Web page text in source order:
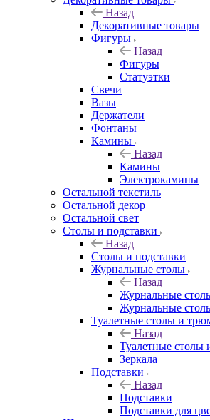
Назад
Декоративные товары
Фигуры
Назад
Фигуры
Статуэтки
Свечи
Вазы
Держатели
Фонтаны
Камины
Назад
Камины
Электрокамины
Остальной текстиль
Остальной декор
Остальной свет
Столы и подставки
Назад
Столы и подставки
Журнальные столы
Назад
Журнальные
Журнальные
Туалетные столы и
Назад
Туалетные столы
Зеркала
Подставки
Назад
Подставки
Подставки для